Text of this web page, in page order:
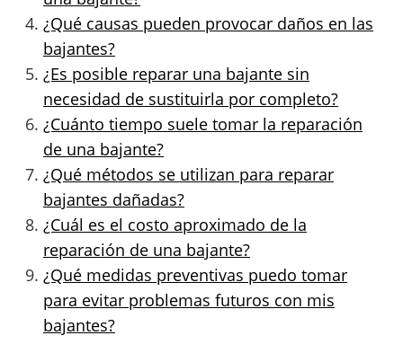
¿Qué causas pueden provocar daños en las
bajantes?
¿Es posible reparar una bajante sin
necesidad de sustituirla por completo?
¿Cuánto tiempo suele tomar la reparación
de una bajante?
¿Qué métodos se utilizan para reparar
bajantes dañadas?
¿Cuál es el costo aproximado de la
reparación de una bajante?
¿Qué medidas preventivas puedo tomar
para evitar problemas futuros con mis
bajantes?